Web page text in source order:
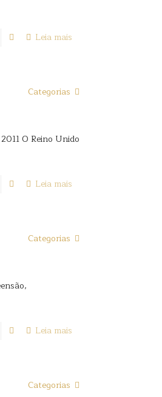
Leia mais
Categorias
O Reino Unido
Leia mais
Categorias
Leia mais
Categorias